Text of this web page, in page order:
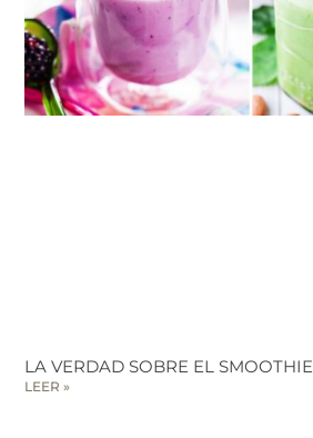
LA VERDAD SOBRE EL SMOOTHIE
LEER »